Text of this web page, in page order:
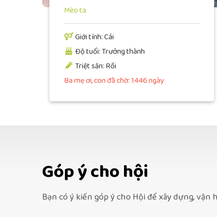
Mèo ta
Giới tính: Cái
Độ tuổi: Trưởng thành
Triệt sản: Rồi
Ba mẹ ơi, con đã chờ: 1446 ngày
Góp ý cho hội
Bạn có ý kiến góp ý cho Hội để xây dựng,